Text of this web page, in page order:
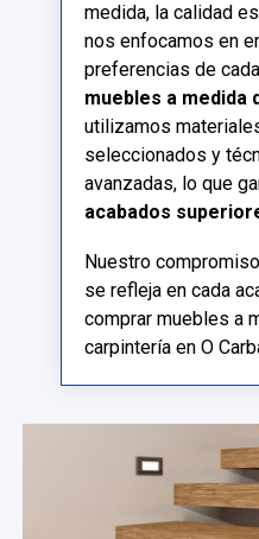
medida, la calidad
nos enfocamos en
preferencias de
muebles a medida
utilizamos
seleccionados y
avanzadas, lo que
acabados
Nuestro
se refleja en cada
comprar muebles a
carpintería en O